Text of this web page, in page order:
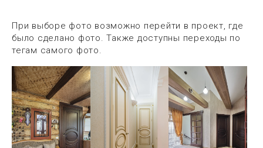
При выборе фото возможно перейти в проект, где
было сделано фото. Также доступны переходы по
тегам самого фото.